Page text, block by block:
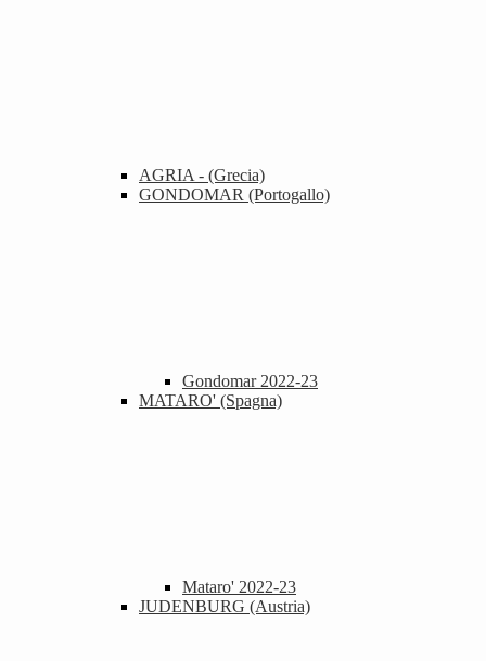
AGRIA - (Grecia)
GONDOMAR (Portogallo)
Gondomar 2022-23
MATARO' (Spagna)
Mataro' 2022-23
JUDENBURG (Austria)